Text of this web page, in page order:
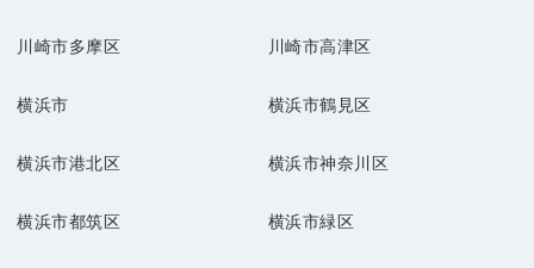
川崎市多摩区 川崎市高津区
横浜市 横浜市鶴見区
横浜市港北区 横浜市神奈川区
横浜市都筑区 横浜市緑区